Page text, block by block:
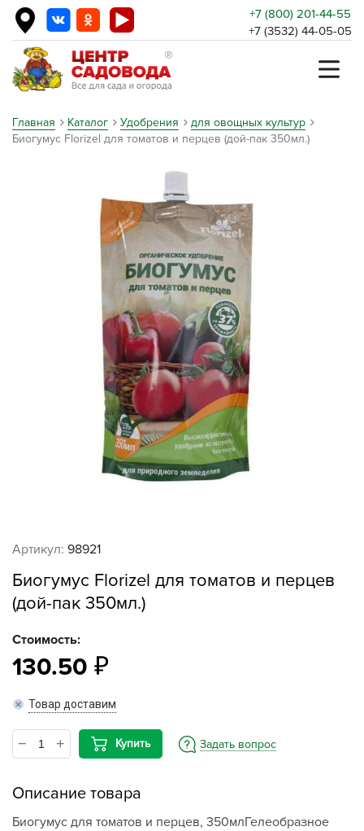
+7 (800) 201-44-55
+7 (3532) 44-05-05
Главная Каталог Удобрения
для овощных культур
Биогумус Florizel для томатов и перцев (дой-пак 350мл.)
Артикул: 98921
Биогумус Florizel для томатов и перцев
(дой-пак 350мл.)
Стоимость:
130.50
Товар доставим
Купить Задать вопрос
Описание товара
Биогумус для томатов и перцев, 350млГелеобразное